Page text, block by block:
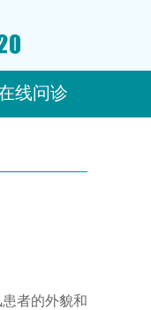
线问诊
者的外貌和